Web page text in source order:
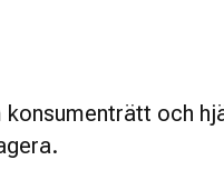
konsumenträtt och